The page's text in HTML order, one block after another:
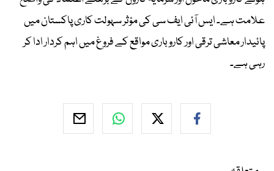
علامت ہے۔ ایس آئی ایف سی کی مؤثر سہولت کاری پاکستان میں
پائیدار معاشی ترقی اور کاروباری مواقع کے فروغ میں اہم کردار ادا کر
رہی ہے۔